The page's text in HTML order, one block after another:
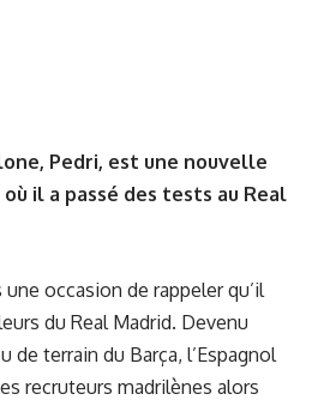
Pedri, est une nouvelle
il a passé des tests au Real
occasion de rappeler qu’il
du Real Madrid. Devenu
de terrain du Barça, l’Espagnol
recruteurs madrilènes alors